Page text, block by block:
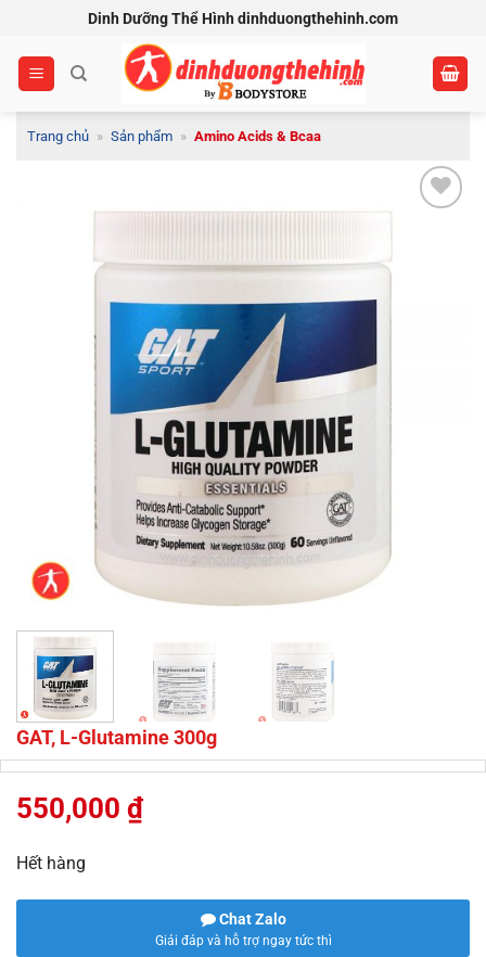
nội
dung
Dinh Dưỡng Thể Hình dinhduongthehinh.com
Trang chủ » Sản phẩm » Amino Acids & Bcaa
GAT, L-Glutamine 300g
550,000 ₫
Hết hàng
Chat Zalo
Giải đáp và hỗ trợ ngay tức thì